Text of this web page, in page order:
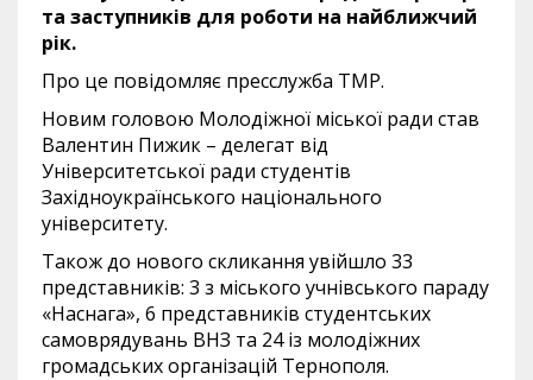
та заступників для роботи на найближчий
рік.
Про це повідомляє пресслужба ТМР.
Новим головою Молодіжної міської ради став
Валентин Пижик – делегат від
Університетської ради студентів
Західноукраїнського національного
університету.
Також до нового скликання увійшло 33
представників: 3 з міського учнівського параду
«Наснага», 6 представників студентських
самоврядувань ВНЗ та 24 із молодіжних
громадських організацій Тернополя.